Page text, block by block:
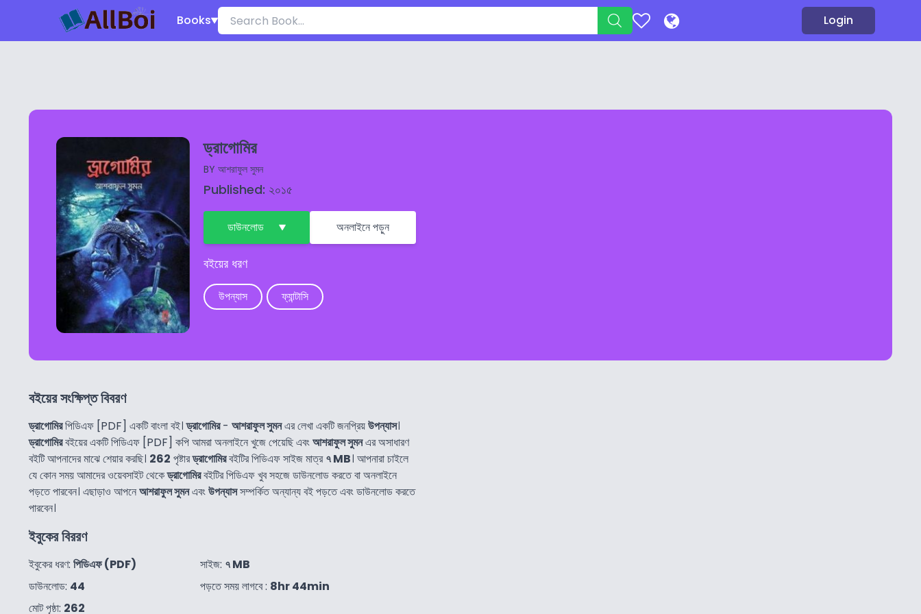
Books Login
ড্রাগোমির
BY আশরাফুল সুমন
Published: ২০১৫
ডাউনলোড অনলাইনে পড়ুন
বইয়ের ধরণ
উপন্যাস ফ্যান্টাসি
বইয়ের সংক্ষিপ্ত বিবরণ
ড্রাগোমিরপিডিএফ [PDF] একটি বাংলা বই।ড্রাগোমির- আশরাফুল সুমনএর লেখা একটি জনপ্রিয়উপন্যাস।
ড্রাগোমিরবইয়ের একটি পিডিএফ [PDF] কপি আমরা অনলাইনে খুজে পেয়েছি এবংআশরাফুল সুমনএর অসাধারণ
বইটি আপনাদের মাঝে শেয়ার করছি। 262 পৃষ্টারড্রাগোমিরবইটির পিডিএফ সাইজ মাত্র৭ MB। আপনারা চাইলে
যে কোন সময় আমাদের ওয়েবসাইট থেকেড্রাগোমিরবইটির পিডিএফ খুব সহজে ডাউনলোড করতে বা অনলাইনে
পড়তে পারবেন। এছাড়াও আপনেআশরাফুল সুমনএবংউপন্যাসসম্পর্কিত অন্যান্য বই পড়তে এবং ডাউনলোড করতে
পারবেন।
ইবুকের বিররণ
ইবুকের ধরণ: পিডিএফ (PDF)
ডাউনলোড: 44
মোট পৃষ্ঠা: 262
সাইজ: ৭ MB
পড়তে সময় লাগবে : 8hr 44min